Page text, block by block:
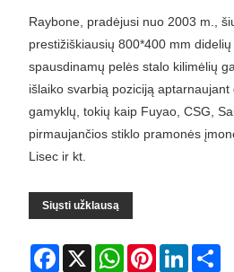
Raybone, pradėjusi nuo 2003 m.,
prestižiškiausių 800*400 mm
spausdinamų pelės stalo kilimėlių
išlaiko svarbią poziciją
gamyklų, tokių kaip Fuyao, CSG,
pirmaujančios stiklo pramonės
Lisec ir kt.
Siųsti užklausą
Facebook
X WhatsAppPinterestLinkedIn